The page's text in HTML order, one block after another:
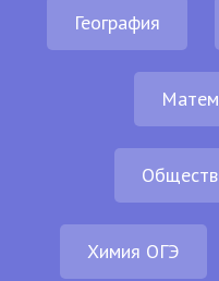
География
Химия ОГЭ